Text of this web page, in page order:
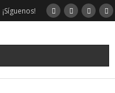
¡Síguenos!